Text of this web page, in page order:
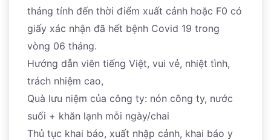
tháng tính đến thời điểm xuất cảnh hoặc F0 có
giấy xác nhận đã hết bệnh Covid 19 trong
vòng 06 tháng.
Hướng dẫn viên tiếng Việt, vui vẻ, nhiệt tình,
trách nhiệm cao,
Quà lưu niệm của công ty: nón công ty, nước
suối + khăn lạnh mỗi ngày/chai
Thủ tục khai báo, xuất nhập cảnh, khai báo y